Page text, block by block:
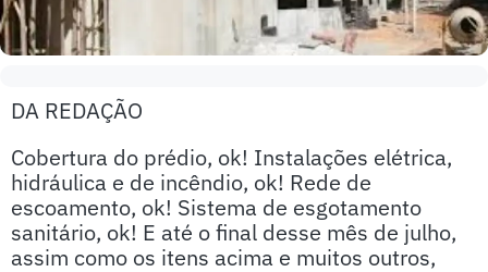
DA REDAÇÃO
Cobertura do prédio, ok! Instalações elétrica,
hidráulica e de incêndio, ok! Rede de
escoamento, ok! Sistema de esgotamento
sanitário, ok! E até o final desse mês de julho,
assim como os itens acima e muitos outros,